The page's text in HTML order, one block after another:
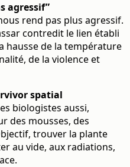
agressif”
rend pas plus agressif.
contredit le lien établi
hausse de la température
de la violence et
spatial
biologistes aussi,
des mousses, des
trouver la plante
au vide, aux radiations,